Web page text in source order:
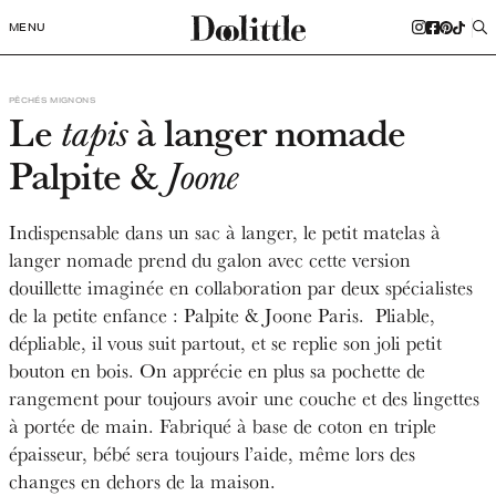
MENU
PÊCHÉS MIGNONS
Le tapisà langer nomade
Palpite & Joone
Indispensable dans un sac à langer, le petit matelas à
langer nomade prend du galon avec cette version
douillette imaginée en collaboration par deux spécialistes
de la petite enfance : Palpite & Joone Paris. Pliable,
dépliable, il vous suit partout, et se replie son joli petit
bouton en bois. On apprécie en plus sa pochette de
rangement pour toujours avoir une couche et des lingettes
à portée de main. Fabriqué à base de coton en triple
épaisseur, bébé sera toujours l’aide, même lors des
changes en dehors de la maison.